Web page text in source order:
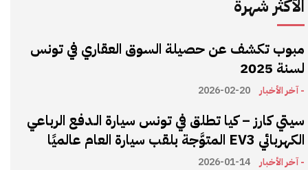
الأكثر شهرة
مبوب تكشف عن حصيلة السوق العقاري في تونس
لسنة 2025
- آخر الأخبار 2026-02-20
سيتي كارز – كيا تطلق في تونس سيارة الـدفع الرباعي
الكهربائي EV3 المتوَّجة بلقب سيارة العام عالميًا
- آخر الأخبار 2026-01-14